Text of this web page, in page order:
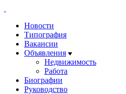
Новости
Типография
Вакансии
Объявления
Недвижимость
Работа
Биографии
Руководство